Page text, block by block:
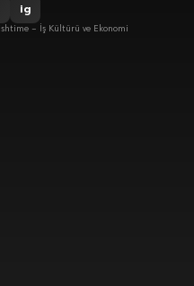
ig
– İş Kültürü ve Ekonomi